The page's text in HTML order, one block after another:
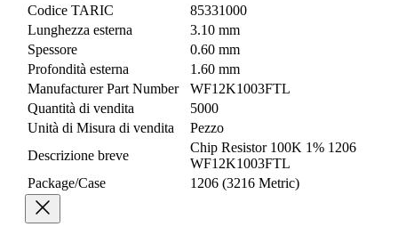
Codice TARIC
85331000
Lunghezza esterna
3.10 mm
Spessore
0.60 mm
Profondità esterna
1.60 mm
Manufacturer Part Number
WF12K1003FTL
Quantità di vendita
5000
Unità di Misura di vendita
Pezzo
Descrizione breve
Chip Resistor 100K 1% 1206
WF12K1003FTL
Package/Case
1206 (3216 Metric)